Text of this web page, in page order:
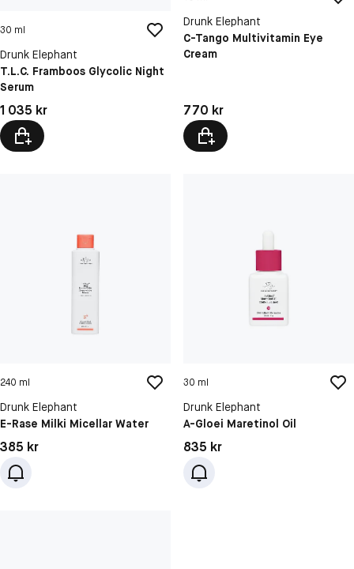
30 ml
Drunk Elephant
T.L.C. Framboos Glycolic Night
Serum
Pris: 1 035 kr
1 035 kr
Drunk Elephant
C-Tango Multivitamin Eye
Cream
Pris: 770 kr
770 kr
240 ml
Drunk Elephant
E-Rase Milki Micellar Water
Pris: 385 kr
385 kr
30 ml
Drunk Elephant
A-Gloei Maretinol Oil
Pris: 835 kr
835 kr